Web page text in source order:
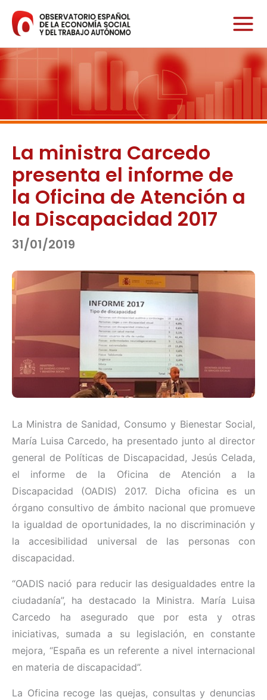
contenido
La ministra Carcedo
presenta el informe de
la Oficina de Atención a
la Discapacidad 2017
31/01/2019
La Ministra de Sanidad, Consumo y Bienestar Social,
María Luisa Carcedo, ha presentado junto al director
general de Políticas de Discapacidad, Jesús Celada,
el informe de la Oficina de Atención a la
Discapacidad (OADIS) 2017. Dicha oficina es un
órgano consultivo de ámbito nacional que promueve
la igualdad de oportunidades, la no discriminación y
la accesibilidad universal de las personas con
discapacidad.
“OADIS nació para reducir las desigualdades entre la
ciudadanía”, ha destacado la Ministra. María Luisa
Carcedo ha asegurado que por esta y otras
iniciativas, sumada a su legislación, en constante
mejora, “España es un referente a nivel internacional
en materia de discapacidad”.
La Oficina recoge las quejas, consultas y denuncias